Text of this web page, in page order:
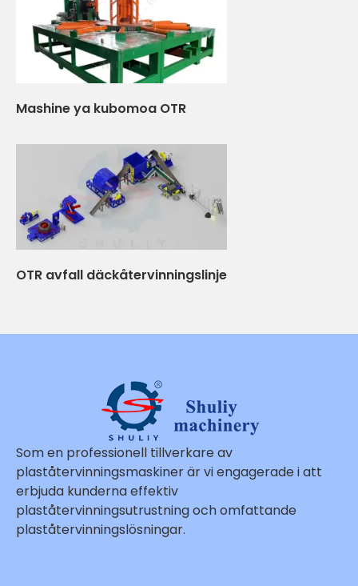
Mashine ya kubomoa OTR
OTR avfall däckåtervinningslinje
Som en professionell tillverkare av
plaståtervinningsmaskiner är vi engagerade i att
erbjuda kunderna effektiv
plaståtervinningsutrustning och omfattande
plaståtervinningslösningar.